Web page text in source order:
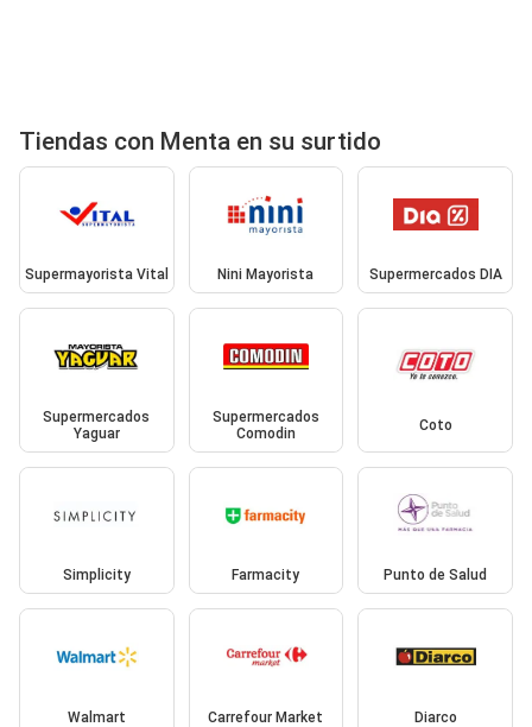
Tiendas con Menta en su surtido
Supermayorista Vital Nini Mayorista Supermercados DIA
Supermercados
Yaguar
Supermercados
Comodin
Coto
Simplicity Farmacity Punto de Salud
Walmart Carrefour Market Diarco